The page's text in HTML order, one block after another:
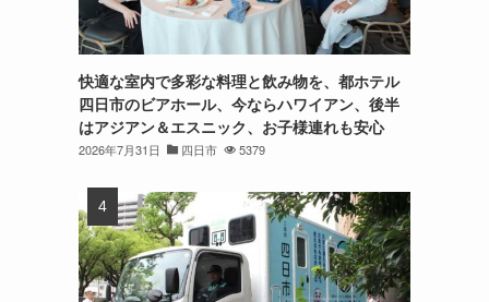
快適な室内で多彩な料理と飲み物を、都ホテル
四日市のビアホール、今ならハワイアン、後半
はアジアン＆エスニック、お子様連れも安心
2026年7月31日 四日市 5379